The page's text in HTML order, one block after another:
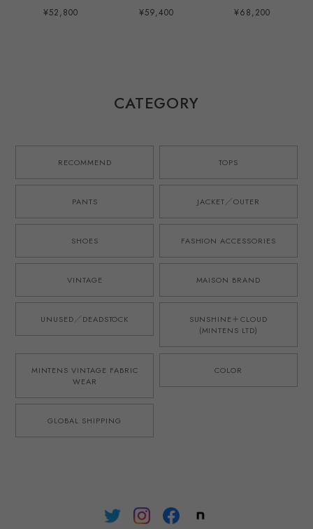
Vintage made in
ENGLAND Fabric
ブルー 日本製 ゴ
ムウエスト ウール
ブランド M-52モ
W31~33・実寸
W34~36
¥52,800
SPENCE BRYSON
Irish Linen made
／ スペンスブライ
を使用したタック
本製 ゴムウエスト
寸W34~36
¥59,400
SHOES MINTES
限定モデル
¥68,200
CATEGORY
RECOMMEND TOPS
PANTS JACKET／OUTER
SHOES FASHION ACCESSORIES
VINTAGE MAISON BRAND
UNUSED／DEADSTOCK
SUNSHINE＋CLOUD
(MINTENS LTD)
MINTENS VINTAGE FABRIC
WEAR
COLOR
GLOBAL SHIPPING